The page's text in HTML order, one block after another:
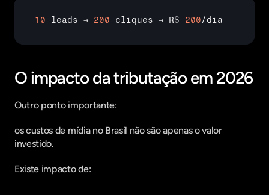
10 leads → 200 cliques → R$ 200/dia
O impacto da tributação em 2026
Outro ponto importante:
os custos de mídia no Brasil não são apenas o valor
investido.
Existe impacto de: